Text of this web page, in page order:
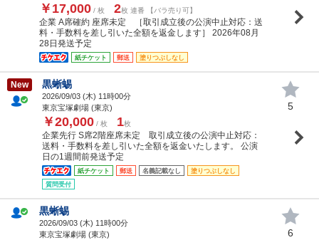
￥17,000 / 枚 2枚 連番 【バラ売り可】
企業 A席確約 座席未定 ［取引成立後の公演中止対応：送
料・手数料を差し引いた全額を返金します］ 2026年08月
28日発送予定
紙チケット 郵送 塗りつぶしなし
New 黒蜥蜴
2026/09/03 (木) 11時00分
東京宝塚劇場 (東京)
￥20,000 / 枚 1枚
企業先行 S席2階座席未定 取引成立後の公演中止対応：
送料・手数料を差し引いた全額を返金いたします。 公演
日の1週間前発送予定
紙チケット 郵送 名義記載なし
塗りつぶしなし
質問受付
5
黒蜥蜴
2026/09/03 (木) 11時00分
東京宝塚劇場 (東京)
6